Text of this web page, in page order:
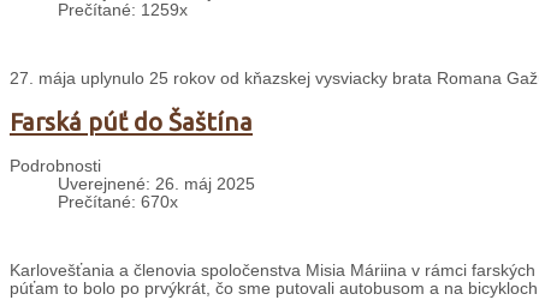
Prečítané: 1259x
27. mája uplynulo 25 rokov od kňazskej vysviacky brata Romana
Farská púť do Šaštína
Podrobnosti
Uverejnené: 26. máj 2025
Prečítané: 670x
Karlovešťania a členovia spoločenstva Misia Máriina v rámci
púťam to bolo po prvýkrát, čo sme putovali autobusom a na